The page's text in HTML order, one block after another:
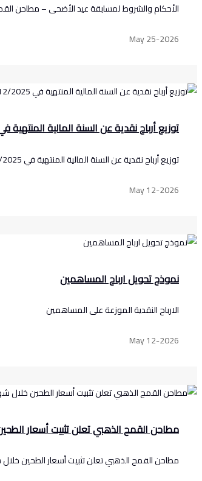
الأحكام والشروط لمسابقة عيد الأضحى – مطاحن
May 25-2026
توزيع أرباح نقدية عن السنة المالية المنتهية في 31/12/
توزيع أرباح نقدية عن السنة المالية المنتهية في 31/12/2025
May 12-2026
نموذج تحويل ارباح المساهمين
الارباح النقدية الموزعة على المساهمين
May 12-2026
مطاحن القمح الذهبي تعلن تثبيت أسعار
مطاحن القمح الذهبي تعلن تثبيت أسعار الطحين خلال